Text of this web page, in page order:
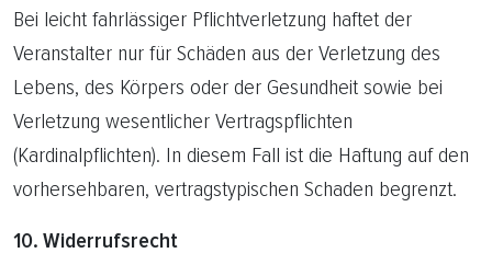
Bei leicht fahrlässiger Pflichtverletzung haftet der
Veranstalter nur für Schäden aus der Verletzung des
Lebens, des Körpers oder der Gesundheit sowie bei
Verletzung wesentlicher Vertragspflichten
(Kardinalpflichten). In diesem Fall ist die Haftung auf den
vorhersehbaren, vertragstypischen Schaden begrenzt.
10. Widerrufsrecht